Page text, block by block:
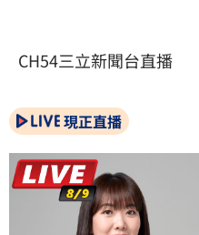
CH54三立新聞台直播
現正直播